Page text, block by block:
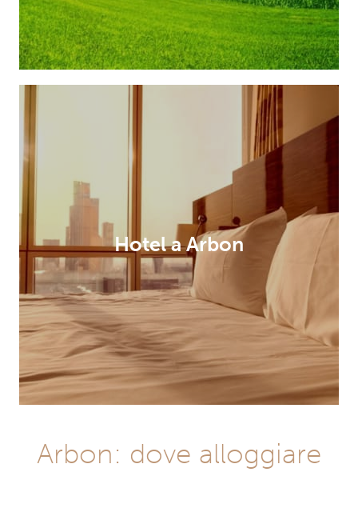
Hotel a Arbon
Arbon: dove alloggiare